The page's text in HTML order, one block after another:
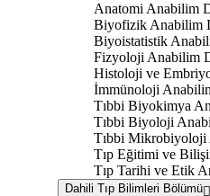
Anatomi Anabilim
Biyofizik Anabilim
Biyoistatistik
Fizyoloji Anabilim
Histoloji ve
İmmünoloji
Tıbbi Biyokimya
Tıbbi Biyoloji
Tıbbi Mikrobiyoloji
Tıp Eğitimi ve
Tıp Tarihi ve Etik
Dahili Tıp Bilimleri Bölümü